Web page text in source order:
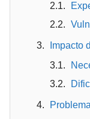
Impacto